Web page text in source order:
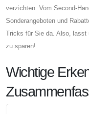
verzichten. Vom Second-
Sonderangeboten und
Tricks für Sie da. Also, lasst
zu sparen!
Wichtige